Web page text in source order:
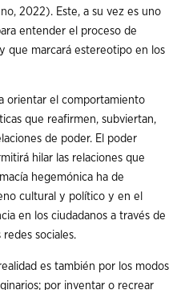
2022). Este, a su vez es uno
entender el proceso de
que marcará estereotipo en los
orientar el comportamiento
que reafirmen, subviertan,
de poder. El poder
hilar las relaciones que
hegemónica ha de
cultural y político y en el
en los ciudadanos a través de
sociales.
es también por los modos
por inventar o recrear